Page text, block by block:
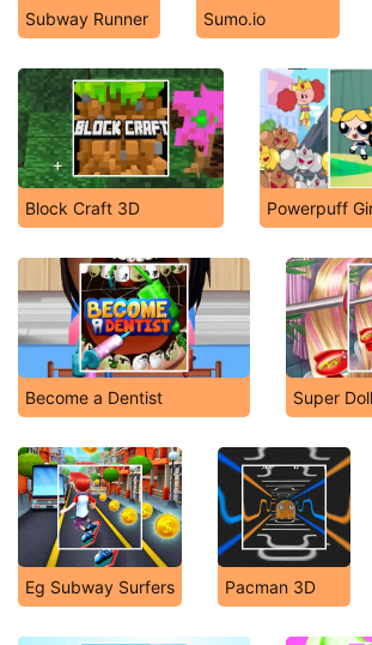
Subway Runner Sumo.io
Block Craft 3D Powerpuff
Become a Dentist Super
Eg Subway Surfers Pacman 3D